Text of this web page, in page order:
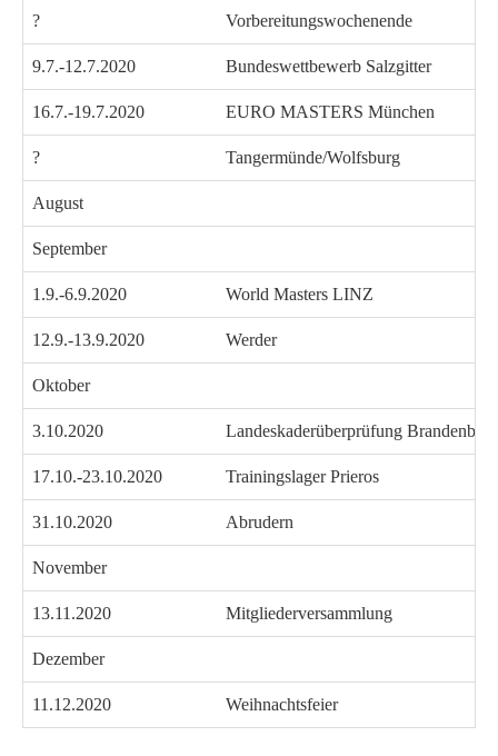
? Vorbereitungswochenende
9.7.-12.7.2020 Bundeswettbewerb Salzgitter
16.7.-19.7.2020 EURO MASTERS München
? Tangermünde/Wolfsburg
August
September
1.9.-6.9.2020 World Masters LINZ
12.9.-13.9.2020 Werder
Oktober
3.10.2020 Landeskaderüberprüfung Brandenburg
17.10.-23.10.2020 Trainingslager Prieros
31.10.2020 Abrudern
November
13.11.2020 Mitgliederversammlung
Dezember
11.12.2020 Weihnachtsfeier